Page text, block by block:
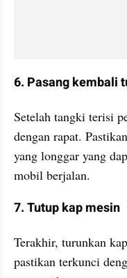
6. Pasang kembali
Setelah tangki terisi
dengan rapat.
yang longgar yang
mobil berjalan.
7. Tutup kap mesin
Terakhir, turunkan
pastikan terkunci